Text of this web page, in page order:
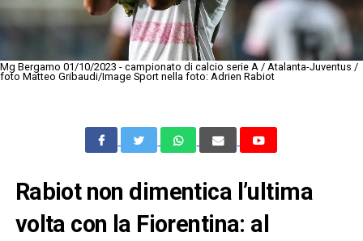
Mg Bergamo 01/10/2023 - campionato di calcio serie A / Atalanta-Juventus /
foto Matteo Gribaudi/Image Sport nella foto: Adrien Rabiot
Rabiot non dimentica l’ultima
volta con la Fiorentina: al